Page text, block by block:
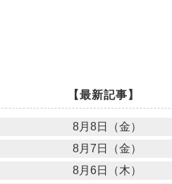
【最新記事】
8月8日（金）
8月7日（金）
8月6日（木）